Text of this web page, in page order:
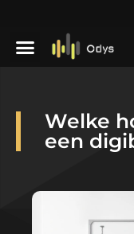
Welke
een